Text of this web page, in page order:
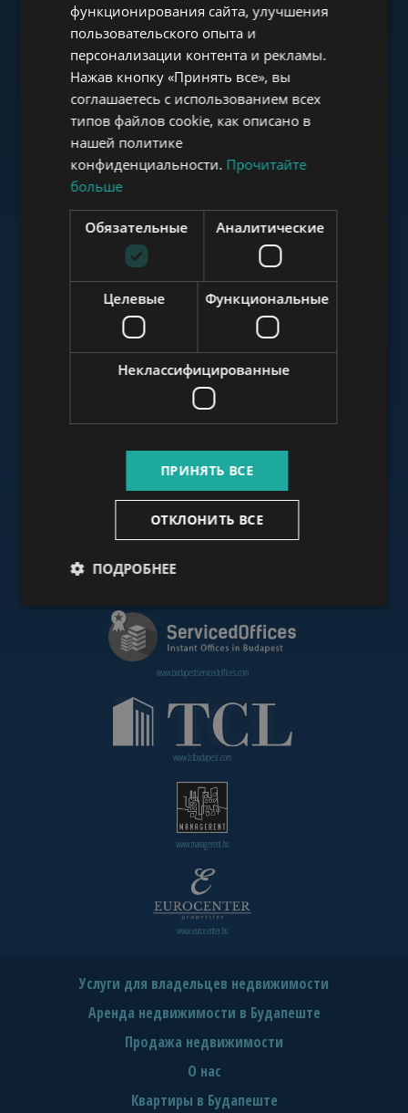
www.tower-investments.com
www.budapestoffices.net
www.budapestpropertysellers.com
www.budapestservicedoffices.com
www.tclbudapest.com
www.managerent.hu
www.eurocenter.hu
Услуги для владельцев недвижимости
Аренда недвижимости в Будапеште
Продажа недвижимости
О нас
Квартиры в Будапеште
ITALIAN
SPANISH
RUSSIAN
функционирования сайта, улучшения
пользовательского опыта и
персонализации контента и рекламы.
Нажав кнопку «Принять все», вы
соглашаетесь с использованием всех
типов файлов cookie, как описано в
нашей политике
конфиденциальности. Прочитайте
больше
Обязательные Аналитические
Целевые Функциональные
Неклассифицированные
ПРИНЯТЬ ВСЕ
ОТКЛОНИТЬ ВСЕ
ПОДРОБНЕЕ